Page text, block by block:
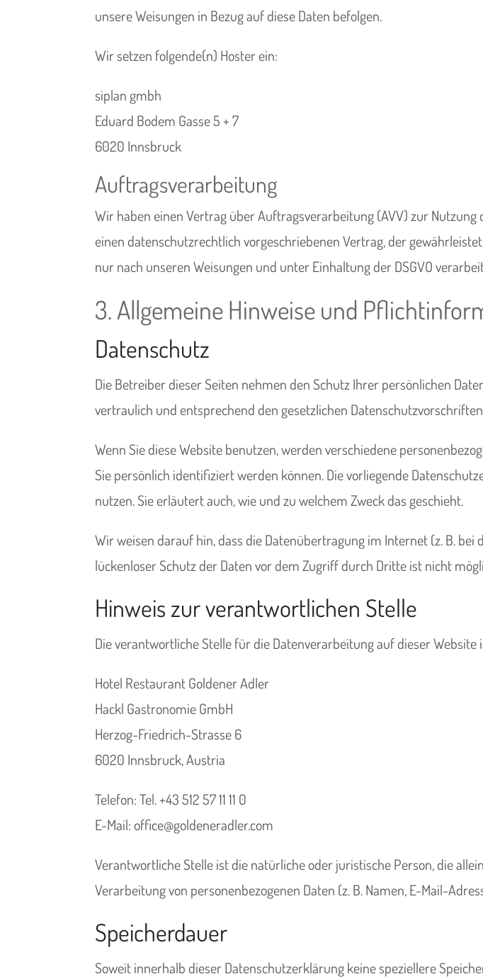
unsere Weisungen in Bezug auf diese Daten befolgen.
Wir setzen folgende(n) Hoster ein:
siplan gmbh
Eduard Bodem Gasse 5 + 7
6020 Innsbruck
Auftragsverarbeitung
Wir haben einen Vertrag über Auftragsverarbeitung (AVV) zur
einen datenschutzrechtlich vorgeschriebenen Vertrag, der
nur nach unseren Weisungen und unter Einhaltung der DSGVO
3. Allgemeine Hinweise und
Datenschutz
Die Betreiber dieser Seiten nehmen den Schutz Ihrer persönlichen
vertraulich und entsprechend den gesetzlichen
Wenn Sie diese Website benutzen, werden verschiedene
Sie persönlich identifiziert werden können. Die vorliegende
nutzen. Sie erläutert auch, wie und zu welchem Zweck das geschieht.
Wir weisen darauf hin, dass die Datenübertragung im Internet (z. B.
lückenloser Schutz der Daten vor dem Zugriff durch Dritte ist nicht
Hinweis zur verantwortlichen Stelle
Die verantwortliche Stelle für die Datenverarbeitung auf dieser Website
Hotel Restaurant Goldener Adler
Hackl Gastronomie GmbH
Herzog-Friedrich-Strasse 6
6020 Innsbruck, Austria
Telefon: Tel. +43 512 57 11 11 0
E-Mail: office@goldeneradler.com
Verantwortliche Stelle ist die natürliche oder juristische Person, die
Verarbeitung von personenbezogenen Daten (z. B. Namen, E-Mail-
Speicherdauer
Soweit innerhalb dieser Datenschutzerklärung keine speziellere